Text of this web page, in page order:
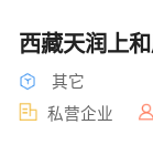
西藏天润上
其它
私营企业